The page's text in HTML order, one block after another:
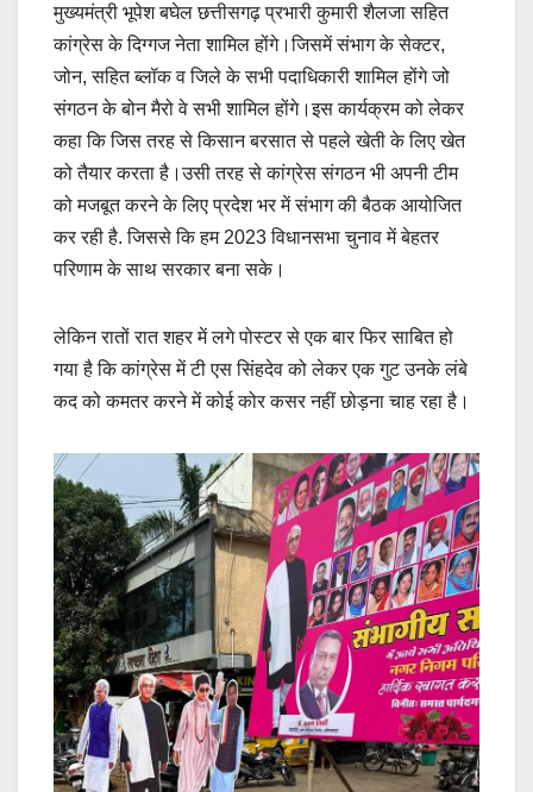
मुख्यमंत्री भूपेश बघेल छत्तीसगढ़ प्रभारी कुमारी शैलजा सहित
कांग्रेस के दिग्गज नेता शामिल होंगे।जिसमें संभाग के सेक्टर,
जोन, सहित ब्लॉक व जिले के सभी पदाधिकारी शामिल होंगे जो
संगठन के बोन मैरो वे सभी शामिल होंगे।इस कार्यक्रम को लेकर
कहा कि जिस तरह से किसान बरसात से पहले खेती के लिए खेत
को तैयार करता है।उसी तरह से कांग्रेस संगठन भी अपनी टीम
को मजबूत करने के लिए प्रदेश भर में संभाग की बैठक आयोजित
कर रही है. जिससे कि हम 2023 विधानसभा चुनाव में बेहतर
परिणाम के साथ सरकार बना सके।
लेकिन रातों रात शहर में लगे पोस्टर से एक बार फिर साबित हो
गया है कि कांग्रेस में टी एस सिंहदेव को लेकर एक गुट उनके लंबे
कद को कमतर करने में कोई कोर कसर नहीं छोड़ना चाह रहा है।